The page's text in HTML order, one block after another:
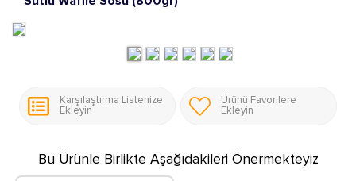
Karşılaştırma Listenize
Ekleyin
Ürünü Favorilere
Ekleyin
Bu Ürünle Birlikte Aşağıdakileri Önermekteyiz